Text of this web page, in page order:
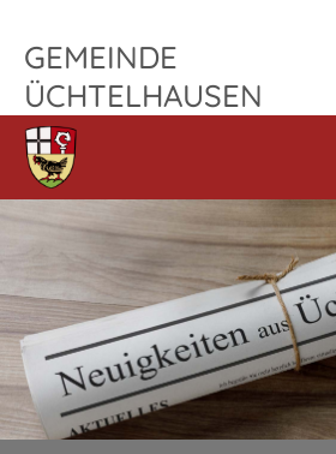
GEMEINDE
ÜCHTELHAUSEN